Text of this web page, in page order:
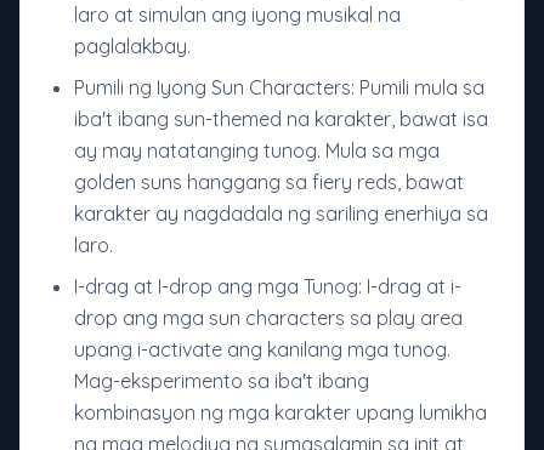
laro at simulan ang iyong musikal na
paglalakbay.
Pumili ng Iyong Sun Characters: Pumili mula sa
iba't ibang sun-themed na karakter, bawat isa
ay may natatanging tunog. Mula sa mga
golden suns hanggang sa fiery reds, bawat
karakter ay nagdadala ng sariling enerhiya sa
laro.
I-drag at I-drop ang mga Tunog: I-drag at i-
drop ang mga sun characters sa play area
upang i-activate ang kanilang mga tunog.
Mag-eksperimento sa iba't ibang
kombinasyon ng mga karakter upang lumikha
ng mga melodiya na sumasalamin sa init at